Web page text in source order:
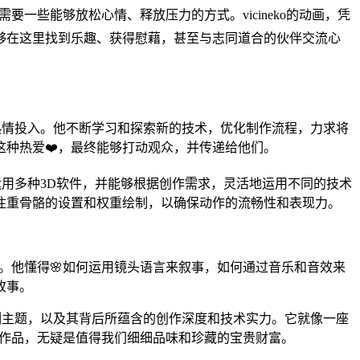
一些能够放松心情、释放压力的方式。vicineko的动画，凭
这里找到乐趣、获得慰藉，甚至与志同道合的伙伴交流心
投入。他不断学习和探索新的技术，优化制作流程，力求将
热爱❤️，最终能够打动观众，并传递给他们。
多种3D软件，并能够根据创作需求，灵活地运用不同的技术
骨骼的设置和权重绘制，以确保动作的流畅性和表现力。
他懂得🌸如何运用镜头语言来叙事，如何通过音乐和音效来
。
题，以及其背后所蕴含的创作深度和技术实力。它就像一座
，无疑是值得我们细细品味和珍藏的宝贵财富。